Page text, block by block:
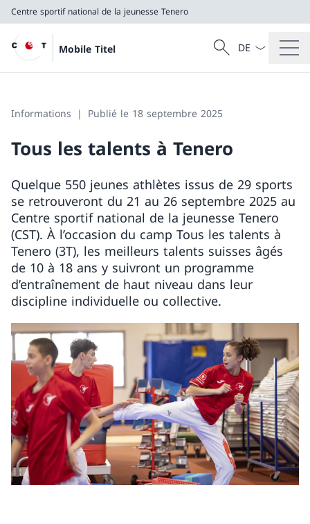
Centre sportif national de la jeunesse Tenero
Mobile Titel
Recherche
Recherche
La langue
Informations Publié le 18 septembre 2025
Tous les talents à Tenero
Quelque 550 jeunes athlètes issus de 29 sports
se retrouveront du 21 au 26 septembre 2025 au
Centre sportif national de la jeunesse Tenero
(CST). À l’occasion du camp Tous les talents à
Tenero (3T), les meilleurs talents suisses âgés
de 10 à 18 ans y suivront un programme
d’entraînement de haut niveau dans leur
discipline individuelle ou collective.